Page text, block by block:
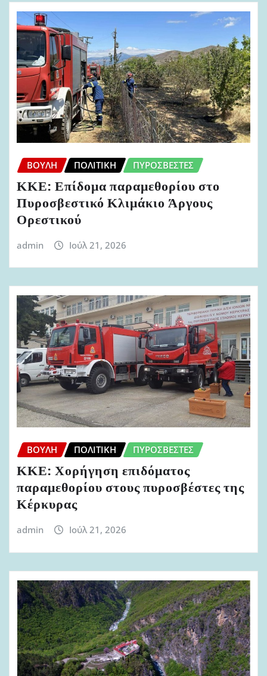
ΒΟΥΛΉ ΠΟΛΙΤΙΚΉ ΠΥΡΟΣΒΈΣΤΕΣ
ΚΚΕ: Επίδομα παραμεθορίου στο
Πυροσβεστικό Κλιμάκιο Άργους
Ορεστικού
admin Ιούλ 21, 2026
ΒΟΥΛΉ ΠΟΛΙΤΙΚΉ ΠΥΡΟΣΒΈΣΤΕΣ
ΚΚΕ: Χορήγηση επιδόματος
παραμεθορίου στους πυροσβέστες της
Κέρκυρας
admin Ιούλ 21, 2026